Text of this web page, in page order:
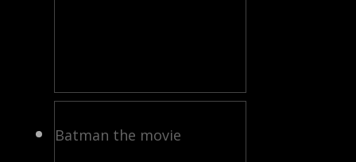
Batman the movie